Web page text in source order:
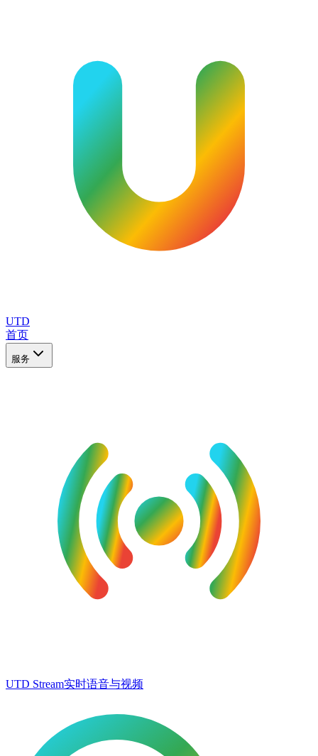
UTD
首页
服务
UTD Stream实时语音与视频